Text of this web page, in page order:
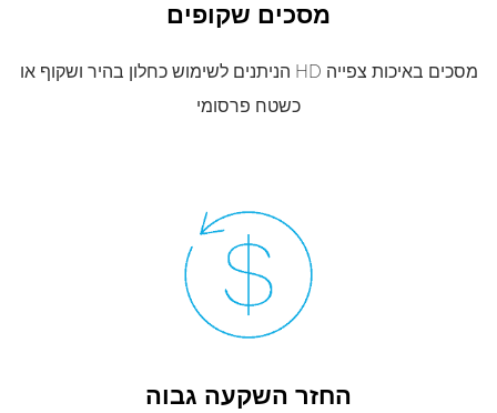
מסכים שקופים
מסכים באיכות צפייה HD הניתנים לשימוש כחלון בהיר ושקוף או
כשטח פרסומי
החזר השקעה גבוה